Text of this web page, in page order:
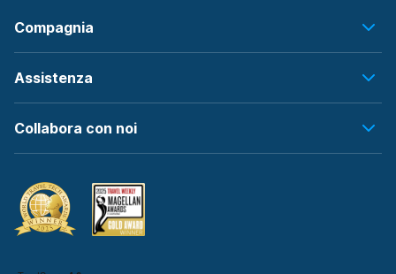
Compagnia
Assistenza
Collabora con noi